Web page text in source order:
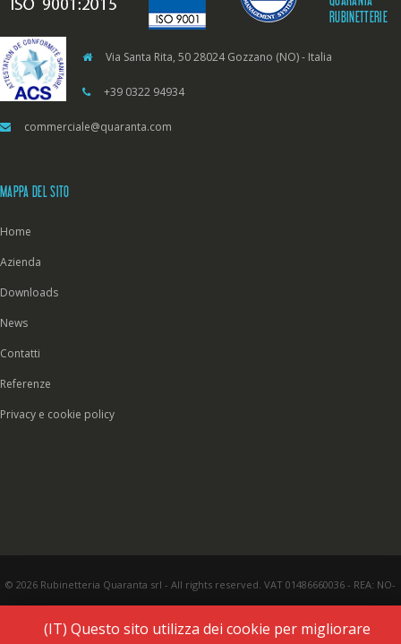
RUBINETTERIE
Via Santa Rita, 50 28024 Gozzano (NO) - Italia
+39 0322 94934
commerciale@quaranta.com
MAPPA DEL SITO
Home
Azienda
Downloads
News
Contatti
Referenze
Privacy e cookie policy
© 2026 Rubinetteria Quaranta srl - All rights reserved. VAT 01486660036 - REA: NO-
(IT) Questo sito utilizza dei cookie per migliorare